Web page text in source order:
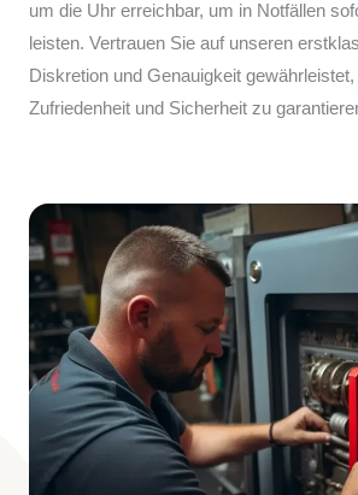
um die Uhr erreichbar, um in Notfällen
leisten. Vertrauen Sie auf unseren
Diskretion und Genauigkeit
Zufriedenheit und Sicherheit zu